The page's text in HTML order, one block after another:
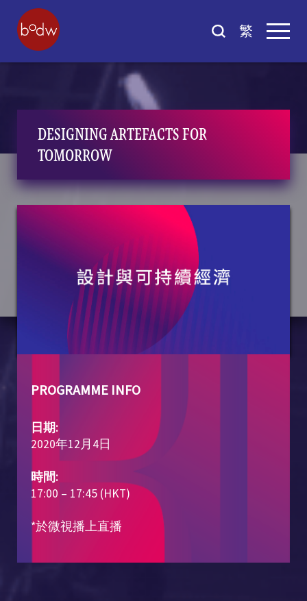
繁
DESIGNING ARTEFACTS FOR
TOMORROW
PROGRAMME INFO
日期:
2020年12月4日
時間:
17:00 – 17:45 (HKT)
*於微視播上直播